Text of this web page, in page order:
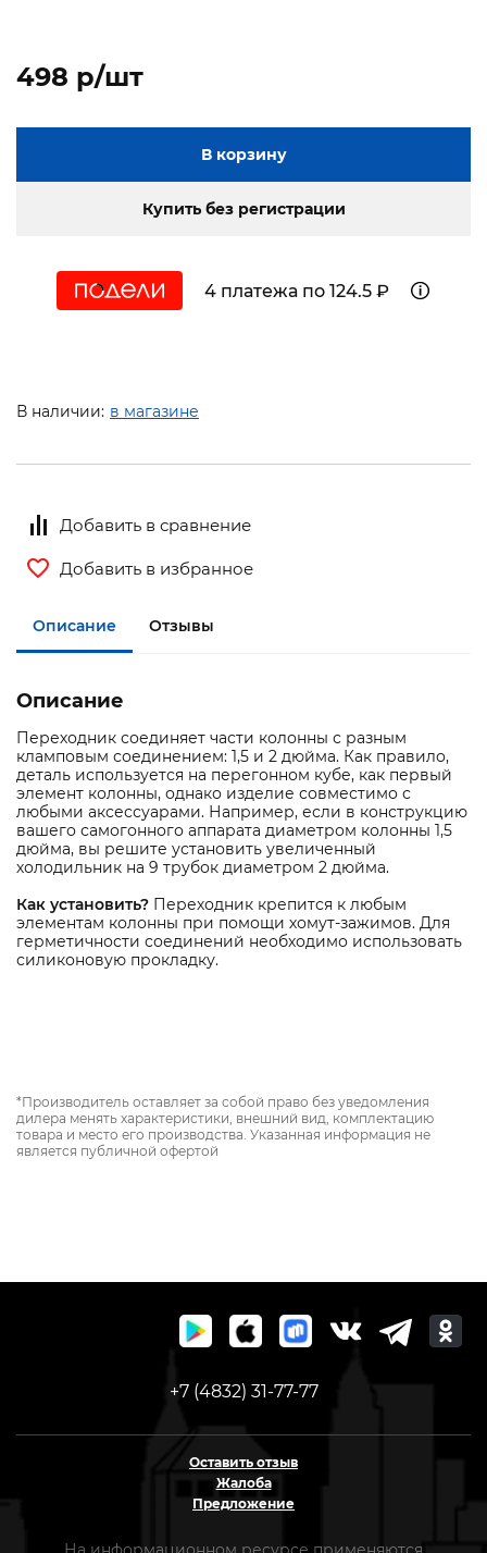
498 p/шт
В корзину
Купить без регистрации
4 платежа по 124.5 ₽
В наличии: в магазине
Добавить в сравнение
Добавить в избранное
Описание Отзывы
Описание
Переходник соединяет части колонны с разным
кламповым соединением: 1,5 и 2 дюйма. Как правило,
деталь используется на перегонном кубе, как первый
элемент колонны, однако изделие совместимо с
любыми аксессуарами. Например, если в конструкцию
вашего самогонного аппарата диаметром колонны 1,5
дюйма, вы решите установить увеличенный
холодильник на 9 трубок диаметром 2 дюйма.
Как установить? Переходник крепится к любым
элементам колонны при помощи хомут-зажимов. Для
герметичности соединений необходимо использовать
силиконовую прокладку.
*Производитель оставляет за собой право без уведомления
дилера менять характеристики, внешний вид, комплектацию
товара и место его производства. Указанная информация не
является публичной офертой
+7 (4832) 31-77-77
Оставить отзыв
Жалоба
Предложение